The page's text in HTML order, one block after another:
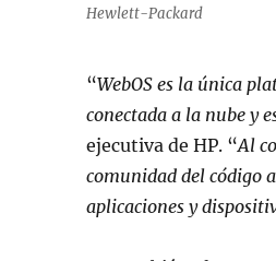
Hewlett-Packard
“WebOS es la única
conectada a la nube y
ejecutiva de HP. “Al
comunidad del código
aplicaciones y